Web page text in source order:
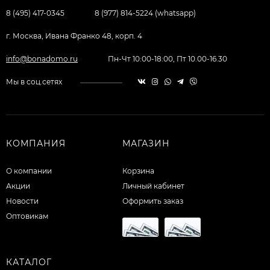
8 (495) 417-0345 8 (977) 814-5224 (whatsapp)
г. Москва, Ивана Франко 48, корп. 4
info@bonadomo.ru Пн-Чт 10:00-18:00, Пт 10.00-16.30
Мы в соц.сетях
КОМПАНИЯ
О компании
Акции
Новости
Оптовикам
МАГАЗИН
Корзина
Личный кабинет
Оформить заказ
КАТАЛОГ